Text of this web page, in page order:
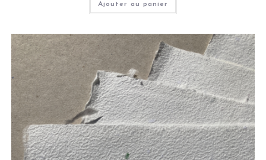
Ajouter au panier